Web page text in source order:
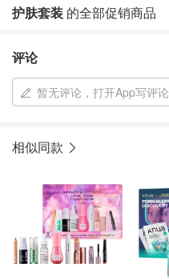
护肤套装 的全部促销商品
评论
暂无评论，打开App写评论
相似同款